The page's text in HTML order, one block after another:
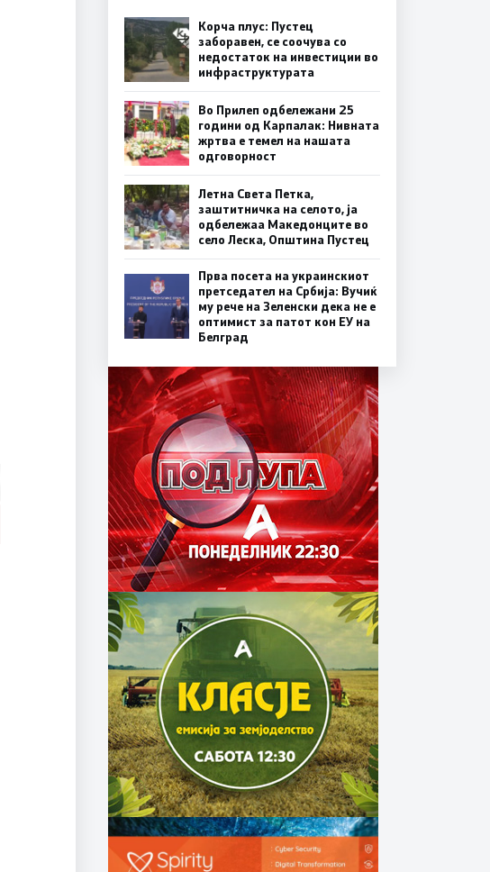
Корча плус: Пустец
заборавен, се соочува со
недостаток на инвестиции во
инфраструктурата
Во Прилеп одбележани 25
години од Карпалак: Нивната
жртва е темел на нашата
одговорност
Летна Света Петка,
заштитничка на селото, ја
одбележаа Македонците во
село Леска, Општина Пустец
Прва посета на украинскиот
претседател на Србија: Вучиќ
му рече на Зеленски дека не е
оптимист за патот кон ЕУ на
Белград